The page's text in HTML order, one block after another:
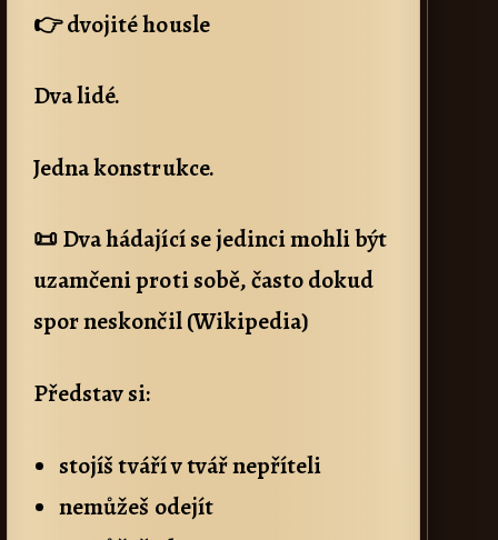
👉 dvojité housle
Dva lidé.
Jedna konstrukce.
📜 Dva hádající se jedinci mohli být
uzamčeni proti sobě, často dokud
spor neskončil (Wikipedia)
Představ si:
stojíš tváří v tvář nepříteli
nemůžeš odejít